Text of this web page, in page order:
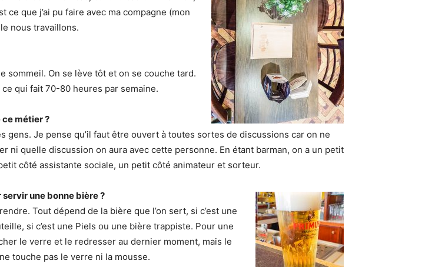
ce que j’ai pu faire avec ma compagne (mon
nous travaillons.
sommeil. On se lève tôt et on se couche tard.
qui fait 70-80 heures par semaine.
ce métier ?
gens. Je pense qu’il faut être ouvert à toutes sortes de discussions car on ne
ni quelle discussion on aura avec cette personne. En étant barman, on a un petit
côté assistante sociale, un petit côté animateur et sorteur.
une bonne bière ?
Tout dépend de la bière que l’on sert, si c’est une
si c’est une Piels ou une bière trappiste. Pour une
le verre et le redresser au dernier moment, mais le
touche pas le verre ni la mousse.